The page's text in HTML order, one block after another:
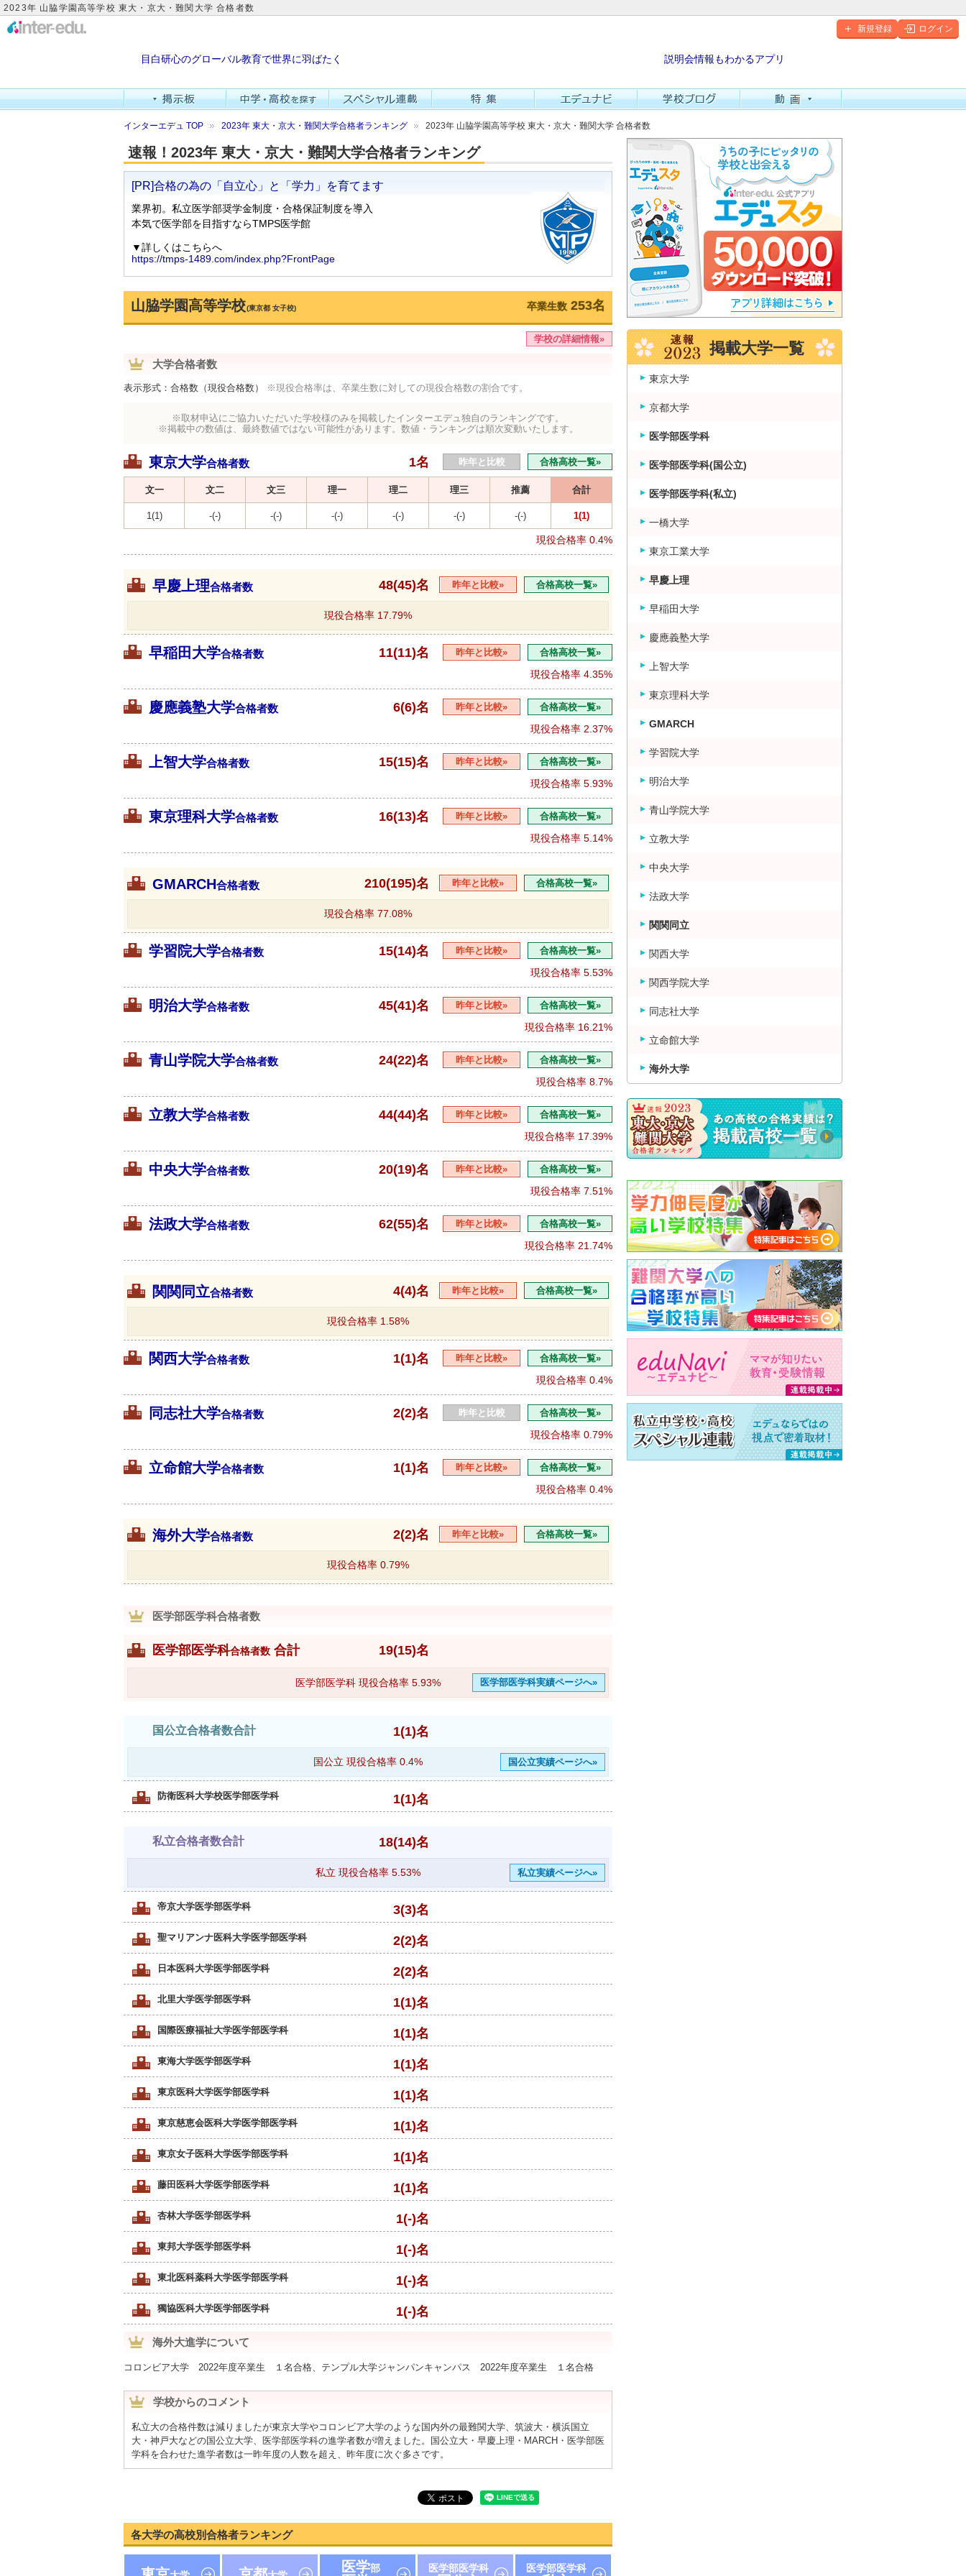
2023年 山脇学園高等学校 東大・京大・難関大学 合格者数
新規登録 ログイン
目白研心のグローバル教育で世界に羽ばたく 説明会情報もわかるアプリ
インターエデュ TOP 2023年 東大・京大・難関大学合格者ランキング 2023年 山脇学園高等学校 東大・京大・難関大学 合格者数
速報！2023年 東大・京大・難関大学合格者ランキング
山脇学園高等学校(東京都 女子校) 卒業生数 253名
学校の詳細情報»
大学合格者数
表示形式：合格数（現役合格数） ※現役合格率は、卒業生数に対しての現役合格数の割合です。
※取材申込にご協力いただいた学校様のみを掲載したインターエデュ独自のランキングです。
※掲載中の数値は、最終数値ではない可能性があります。数値・ランキングは順次変動いたします。
東京大学合格者数 1名 昨年と比較 合格高校一覧»
文一 文二 文三 理一 理二 理三 推薦 合計
1(1) -(-) -(-) -(-) -(-) -(-) -(-) 1(1)
現役合格率 0.4%
早慶上理合格者数 48(45)名 昨年と比較» 合格高校一覧»
現役合格率 17.79%
早稲田大学合格者数 11(11)名 昨年と比較» 合格高校一覧»
現役合格率 4.35%
慶應義塾大学合格者数 6(6)名 昨年と比較» 合格高校一覧»
現役合格率 2.37%
上智大学合格者数 15(15)名 昨年と比較» 合格高校一覧»
現役合格率 5.93%
東京理科大学合格者数 16(13)名 昨年と比較» 合格高校一覧»
現役合格率 5.14%
GMARCH合格者数 210(195)名 昨年と比較» 合格高校一覧»
現役合格率 77.08%
学習院大学合格者数 15(14)名 昨年と比較» 合格高校一覧»
現役合格率 5.53%
明治大学合格者数 45(41)名 昨年と比較» 合格高校一覧»
現役合格率 16.21%
青山学院大学合格者数 24(22)名 昨年と比較» 合格高校一覧»
現役合格率 8.7%
立教大学合格者数 44(44)名 昨年と比較» 合格高校一覧»
現役合格率 17.39%
中央大学合格者数 20(19)名 昨年と比較» 合格高校一覧»
現役合格率 7.51%
法政大学合格者数 62(55)名 昨年と比較» 合格高校一覧»
現役合格率 21.74%
関関同立合格者数 4(4)名 昨年と比較» 合格高校一覧»
現役合格率 1.58%
関西大学合格者数 1(1)名 昨年と比較» 合格高校一覧»
現役合格率 0.4%
同志社大学合格者数 2(2)名 昨年と比較 合格高校一覧»
現役合格率 0.79%
立命館大学合格者数 1(1)名 昨年と比較» 合格高校一覧»
現役合格率 0.4%
海外大学合格者数 2(2)名 昨年と比較» 合格高校一覧»
現役合格率 0.79%
医学部医学科合格者数
医学部医学科合格者数 合計 19(15)名
医学部医学科 現役合格率 5.93% 医学部医学科実績ページへ»
国公立合格者数合計 1(1)名
国公立 現役合格率 0.4% 国公立実績ページへ»
防衛医科大学校医学部医学科 1(1)名
私立合格者数合計 18(14)名
私立 現役合格率 5.53% 私立実績ページへ»
帝京大学医学部医学科 3(3)名
聖マリアンナ医科大学医学部医学科 2(2)名
日本医科大学医学部医学科 2(2)名
北里大学医学部医学科 1(1)名
国際医療福祉大学医学部医学科 1(1)名
東海大学医学部医学科 1(1)名
東京医科大学医学部医学科 1(1)名
東京慈恵会医科大学医学部医学科 1(1)名
東京女子医科大学医学部医学科 1(1)名
藤田医科大学医学部医学科 1(1)名
杏林大学医学部医学科 1(-)名
東邦大学医学部医学科 1(-)名
東北医科薬科大学医学部医学科 1(-)名
獨協医科大学医学部医学科 1(-)名
海外大進学について
コロンビア大学 2022年度卒業生 １名合格、テンプル大学ジャンパンキャンパス 2022年度卒業生 １名合格
学校からのコメント
私立大の合格件数は減りましたが東京大学やコロンビア大学のような国内外の最難関大学、筑波大・横浜国立
大・神戸大などの国公立大学、医学部医学科の進学者数が増えました。国公立大・早慶上理・MARCH・医学部医
学科を合わせた進学者数は一昨年度の人数を超え、昨年度に次ぐ多さです。
各大学の高校別合格者ランキング
医学部 医学部医学科 医学部医学科
掲載大学一覧
東京大学
京都大学
医学部医学科
医学部医学科(国公立)
医学部医学科(私立)
一橋大学
東京工業大学
早慶上理
早稲田大学
慶應義塾大学
上智大学
東京理科大学
GMARCH
学習院大学
明治大学
青山学院大学
立教大学
中央大学
法政大学
関関同立
関西大学
関西学院大学
同志社大学
立命館大学
海外大学